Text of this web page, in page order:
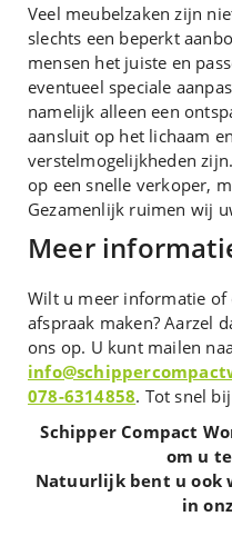
Veel meubelzaken zijn
slechts een beperkt
mensen het juiste en
eventueel speciale
namelijk alleen een
aansluit op het lichaam
verstelmogelijkheden
op een snelle verkoper,
Gezamenlijk ruimen wij
Meer
Wilt u meer informatie
afspraak maken? Aarzel
ons op. U kunt mailen
078-6314858. Tot snel
Schipper Compact
om u
Natuurlijk bent u ook
in